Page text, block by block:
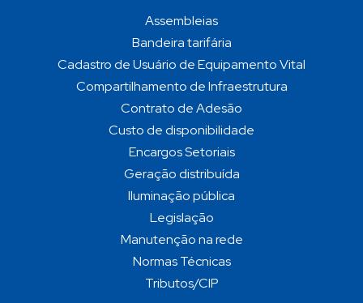
Assembleias
Bandeira tarifária
Cadastro de Usuário de Equipamento Vital
Compartilhamento de Infraestrutura
Contrato de Adesão
Custo de disponibilidade
Encargos Setoriais
Geração distribuída
Iluminação pública
Legislação
Manutenção na rede
Normas Técnicas
Tributos/CIP